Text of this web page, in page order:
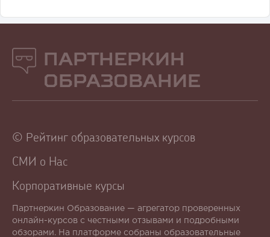
Партнеркин
Образование
© Рейтинг образовательных курсов
СМИ о Нас
Корпоративные курсы
Партнеркин Образование — агрегатор проверенных
онлайн-курсов с честными отзывами и подробными
обзорами. На платформе собраны образовательные